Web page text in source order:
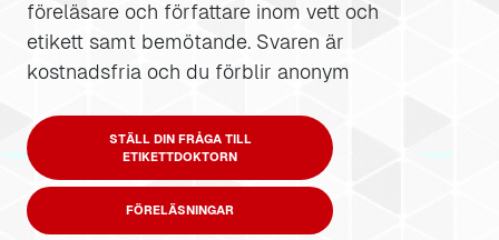
föreläsare och författare inom vett och
etikett samt bemötande. Svaren är
kostnadsfria och du förblir anonym
STÄLL DIN FRÅGA TILL
ETIKETTDOKTORN
FÖRELÄSNINGAR